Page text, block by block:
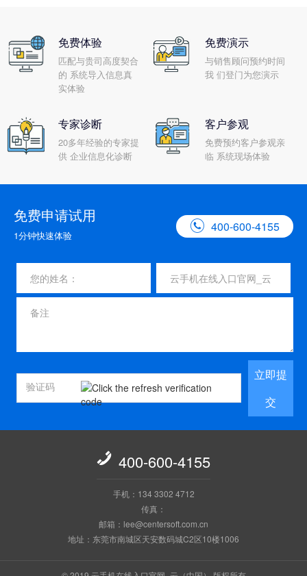
免费体验
匹配与贵司高度契合
的 系统导入信息真
实体验
免费演示
与销售顾问预约时间
我 们登门为您演示
专家诊断
20多年经验的专家提
供 企业信息化诊断
客户参观
免费预约客户参观亲
临 系统现场体验
免费申请试用
1分钟快速体验
 400-600-4155
立即提
交
 400-600-4155
手机：134 3302 4712
传真：
邮箱：lee@centersoft.com.cn
地址：东莞市南城区天安数码城C2区10楼1006